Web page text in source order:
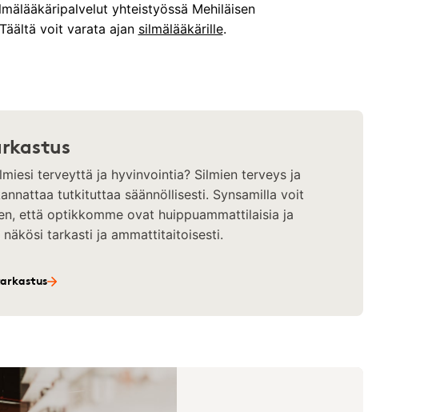
yhteistyössä Mehiläisen
voit varata ajan silmälääkärille.
terveyttä ja hyvinvointia? Silmien terveys ja
tutkituttaa säännöllisesti. Synsamilla voit
että optikkomme ovat huippuammattilaisia ja
tarkasti ja ammattitaitoisesti.